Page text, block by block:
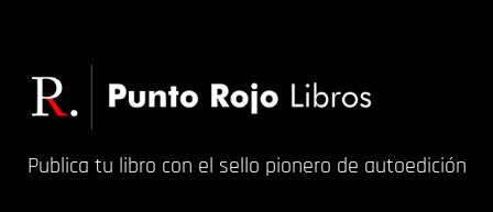
Publica tu libro con el sello pionero de autoedición